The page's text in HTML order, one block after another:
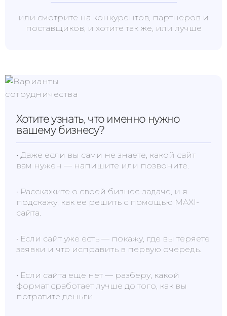
или смотрите на конкурентов, партнеров и
поставщиков, и хотите так же, или лучше
Хотите узнать, что именно нужно
вашему бизнесу?
• Даже если вы сами не знаете, какой сайт
вам нужен — напишите или позвоните.
• Расскажите о своей бизнес-задаче, и я
подскажу, как ее решить с помощью MAXI-
сайта.
• Если сайт уже есть — покажу, где вы теряете
заявки и что исправить в первую очередь.
• Если сайта еще нет — разберу, какой
формат сработает лучше до того, как вы
потратите деньги.